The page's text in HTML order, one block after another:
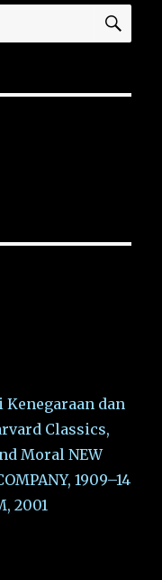
Kenegaraan dan
Classics,
Moral NEW
1909–14
2001